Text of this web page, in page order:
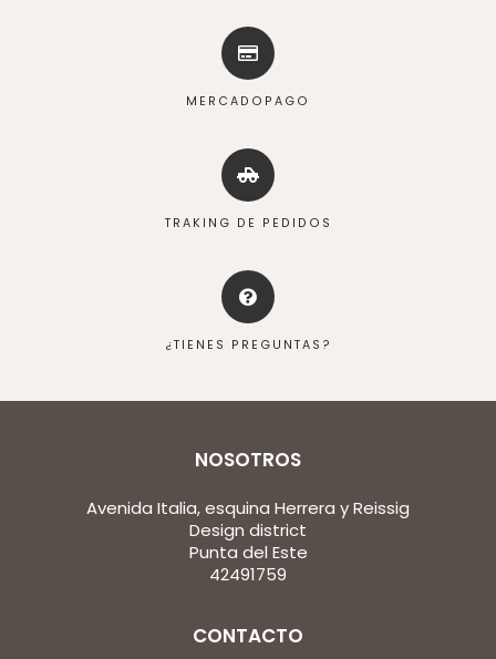
MERCADOPAGO
TRAKING DE PEDIDOS
¿TIENES PREGUNTAS?
NOSOTROS
Avenida Italia, esquina Herrera y Reissig
Design district
Punta del Este
42491759
CONTACTO